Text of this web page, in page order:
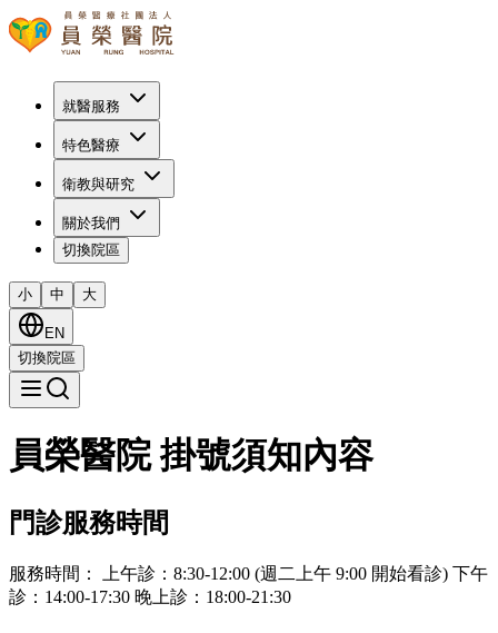
就醫服務
特色醫療
衛教與研究
關於我們
切換院區
小 中 大
EN
切換院區
員榮醫院 掛號須知內容
門診服務時間
服務時間： 上午診：8:30-12:00 (週二上午 9:00 開始看診) 下午
診：14:00-17:30 晚上診：18:00-21:30